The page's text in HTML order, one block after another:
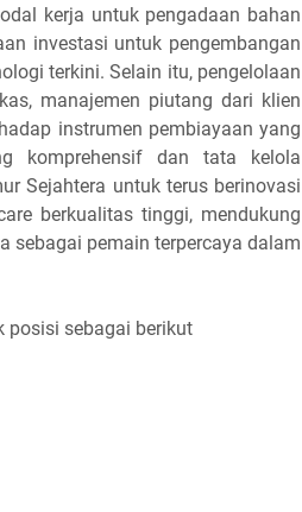
kerja untuk pengadaan bahan
investasi untuk pengembangan
terkini. Selain itu, pengelolaan
manajemen piutang dari klien
instrumen pembiayaan yang
komprehensif dan tata kelola
Sejahtera untuk terus berinovasi
berkualitas tinggi, mendukung
sebagai pemain terpercaya dalam
posisi sebagai berikut